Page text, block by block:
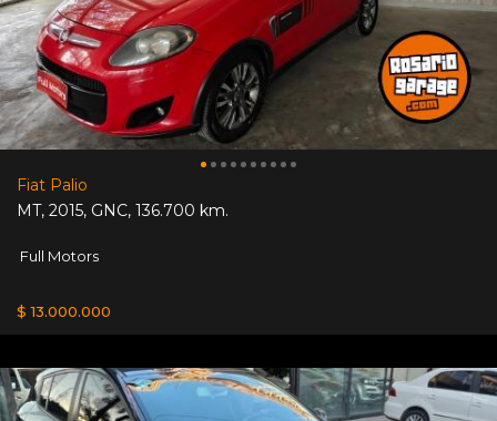
Fiat Palio
MT, 2015, GNC, 136.700 km.
Full Motors
$ 13.000.000